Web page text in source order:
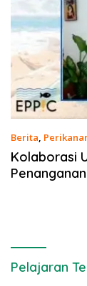
Berita,
Kolaborasi
Pelajaran